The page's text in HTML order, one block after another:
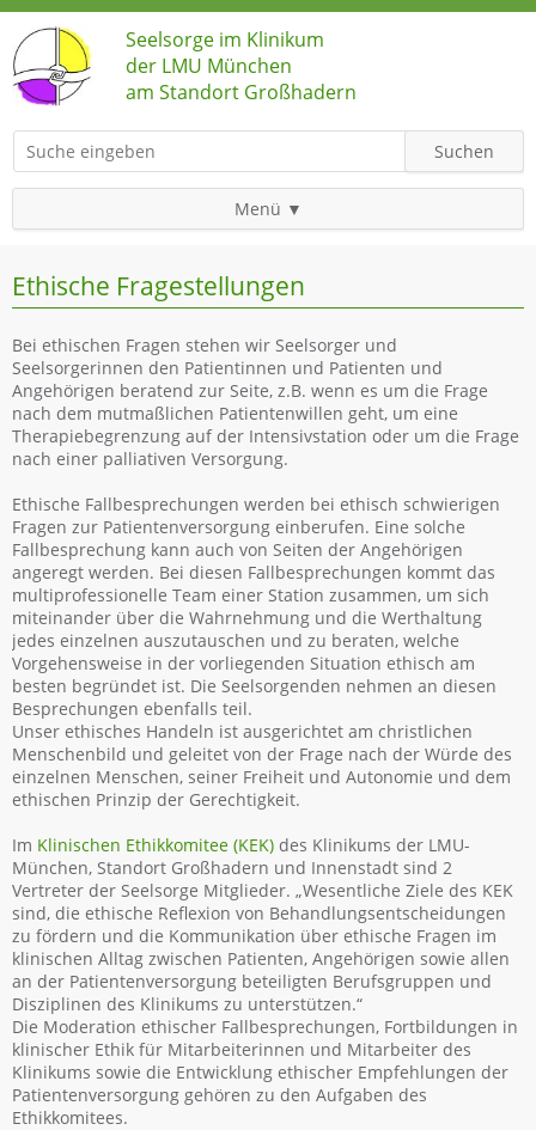
Seelsorge im Klinikum
der LMU München
am Standort Großhadern
Suchbegriffe Suchen
Menü
überspringen
Startseite
Kontakt
Erreichbarkeit katholische Seelsorge
Erreichbarkeit evangelische Seelsorge
Sekretariat
Seelsorgeteam
Stationen
Patienten und Angehörige
Gottesdienste
Gedenkfeiern
Kirchenzentrum
Schwerpunkte unserer Arbeit
Konzept der Seelsorge
Spirituelle Texte
Materialien
Mitarbeitende des Hauses
Kursangebote
Klinische Seelsorgeausbildung - KSA
Ausbildung ehrenamtlich Mitarbeitende
Fortbildung ehrenamtlich Mitarbeitende
Ehrenamtliche Tätigkeit
Spendenmöglichkeit
Ethische Fragestellungen
Bei ethischen Fragen stehen wir Seelsorger und
Seelsorgerinnen den Patientinnen und Patienten und
Angehörigen beratend zur Seite, z.B. wenn es um die Frage
nach dem mutmaßlichen Patientenwillen geht, um eine
Therapiebegrenzung auf der Intensivstation oder um die Frage
nach einer palliativen Versorgung.
Ethische Fallbesprechungen werden bei ethisch schwierigen
Fragen zur Patientenversorgung einberufen. Eine solche
Fallbesprechung kann auch von Seiten der Angehörigen
angeregt werden. Bei diesen Fallbesprechungen kommt das
multiprofessionelle Team einer Station zusammen, um sich
miteinander über die Wahrnehmung und die Werthaltung
jedes einzelnen auszutauschen und zu beraten, welche
Vorgehensweise in der vorliegenden Situation ethisch am
besten begründet ist. Die Seelsorgenden nehmen an diesen
Besprechungen ebenfalls teil.
Unser ethisches Handeln ist ausgerichtet am christlichen
Menschenbild und geleitet von der Frage nach der Würde des
einzelnen Menschen, seiner Freiheit und Autonomie und dem
ethischen Prinzip der Gerechtigkeit.
Im Klinischen Ethikkomitee (KEK) des Klinikums der LMU-
München, Standort Großhadern und Innenstadt sind 2
Vertreter der Seelsorge Mitglieder. „Wesentliche Ziele des KEK
sind, die ethische Reflexion von Behandlungsentscheidungen
zu fördern und die Kommunikation über ethische Fragen im
klinischen Alltag zwischen Patienten, Angehörigen sowie allen
an der Patientenversorgung beteiligten Berufsgruppen und
Disziplinen des Klinikums zu unterstützen.“
Die Moderation ethischer Fallbesprechungen, Fortbildungen in
klinischer Ethik für Mitarbeiterinnen und Mitarbeiter des
Klinikums sowie die Entwicklung ethischer Empfehlungen der
Patientenversorgung gehören zu den Aufgaben des
Ethikkomitees.